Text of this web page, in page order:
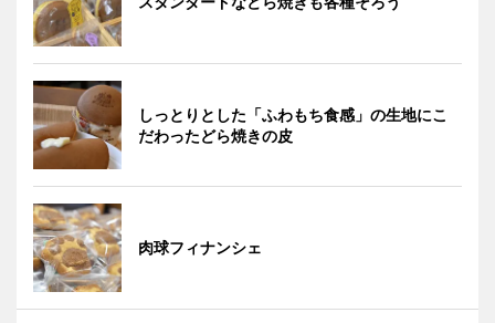
しっとりとした「ふわもち食感」の生地にこ
だわったどら焼きの皮
肉球フィナンシェ